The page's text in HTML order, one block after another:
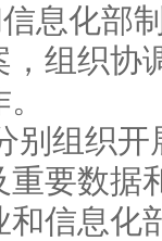
息化部
组织协
别组织
要数据
信息化